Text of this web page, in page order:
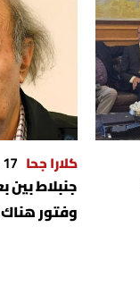
كلارا جحا 17 . 07 . 2026
جنبلاط بين
وفتور هناك